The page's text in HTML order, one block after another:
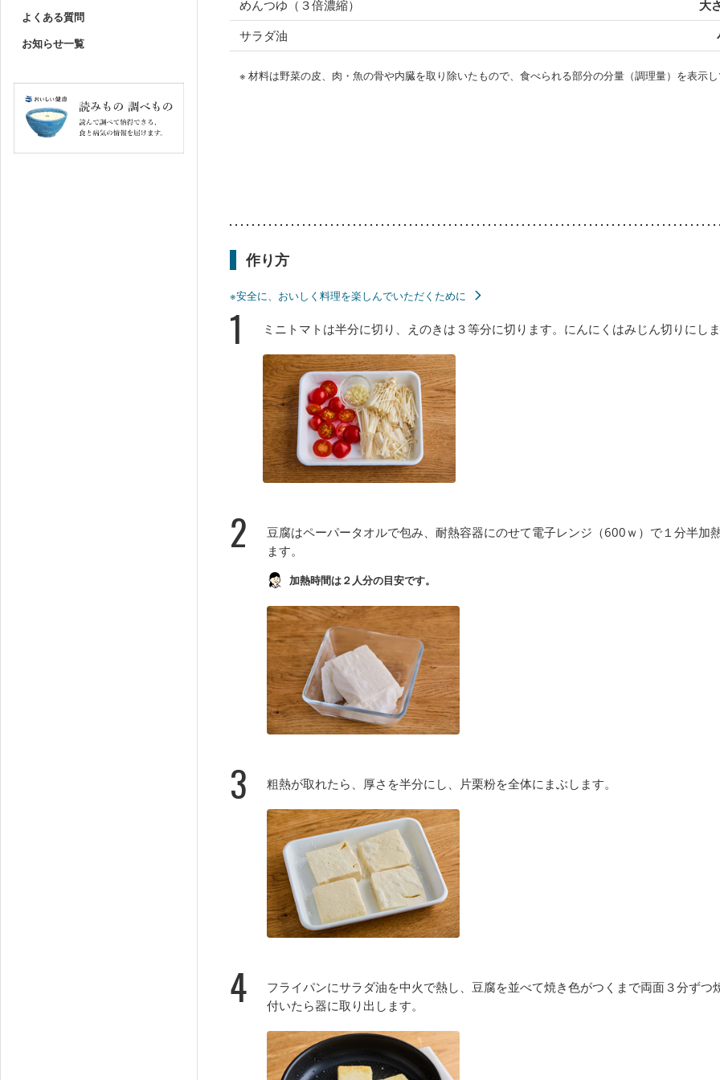
よくある質問
お知らせ一覧
めんつゆ（３倍濃縮）
大
サラダ油
※ 材料は野菜の皮、肉・魚の骨や内臓を取り除いたもので、食べられる部分の分量（調理量）を表示し
作り方
※安全に、おいしく料理を楽しんでいただくために
1 ミニトマトは半分に切り、えのきは３等分に切ります。にんにくはみじん切りにしま
2
豆腐はペーパータオルで包み、耐熱容器にのせて電子レンジ（600ｗ）で１分半加
ます。
加熱時間は２人分の目安です。
3 粗熱が取れたら、厚さを半分にし、片栗粉を全体にまぶします。
4
フライパンにサラダ油を中火で熱し、豆腐を並べて焼き色がつくまで両面３分ずつ
付いたら器に取り出します。